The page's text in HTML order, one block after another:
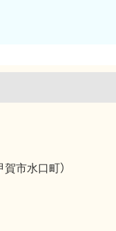
賀市水口町）